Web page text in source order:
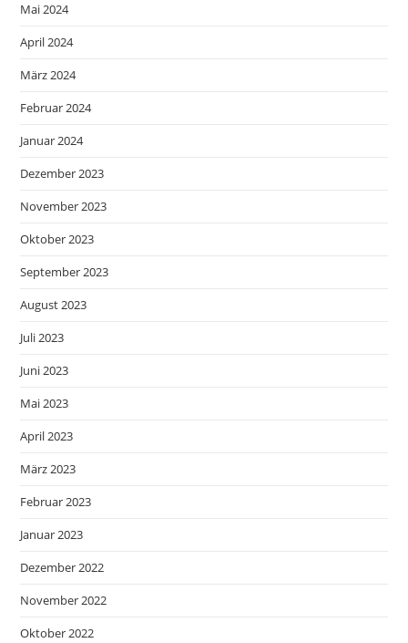
Mai 2024
April 2024
März 2024
Februar 2024
Januar 2024
Dezember 2023
November 2023
Oktober 2023
September 2023
August 2023
Juli 2023
Juni 2023
Mai 2023
April 2023
März 2023
Februar 2023
Januar 2023
Dezember 2022
November 2022
Oktober 2022